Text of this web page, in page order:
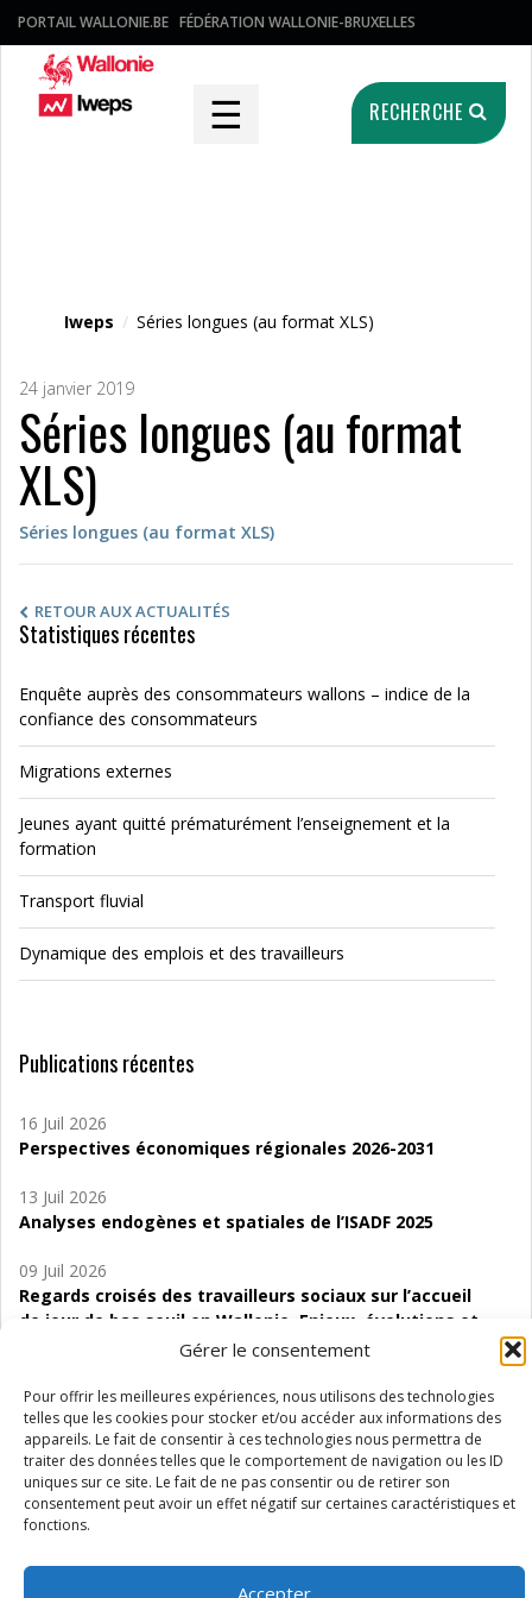
Gérer le consentement
Pour offrir les meilleures expériences, nous utilisons des technologies
telles que les cookies pour stocker et/ou accéder aux informations des
appareils. Le fait de consentir à ces technologies nous permettra de
traiter des données telles que le comportement de navigation ou les ID
uniques sur ce site. Le fait de ne pas consentir ou de retirer son
consentement peut avoir un effet négatif sur certaines caractéristiques et
fonctions.
Accepter
PORTAIL WALLONIE.BE FÉDÉRATION WALLONIE-BRUXELLES
☰ RECHERCHE
Iweps / Séries longues (au format XLS)
24 janvier 2019
Séries longues (au format
XLS)
Séries longues (au format XLS)
RETOUR AUX ACTUALITÉS
Statistiques récentes
Enquête auprès des consommateurs wallons – indice de la
confiance des consommateurs
Migrations externes
Jeunes ayant quitté prématurément l’enseignement et la
formation
Transport fluvial
Dynamique des emplois et des travailleurs
Publications récentes
16 Juil 2026
Perspectives économiques régionales 2026-2031
13 Juil 2026
Analyses endogènes et spatiales de l’ISADF 2025
09 Juil 2026
Regards croisés des travailleurs sociaux sur l’accueil
de jour de bas seuil en Wallonie. Enjeux, évolutions et
06 Juil 2026
Étude d’évaluabilité des Structures
d’accompagnement à l’autocréation d’emploi (SAACE)
01 Juil 2026
Pénurie du personnel infirmier :quels indicateurs
Wallonie ?